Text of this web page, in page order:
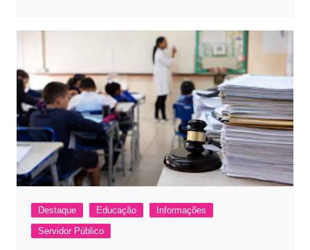
Destaque Educação
Informações
Servidor Público